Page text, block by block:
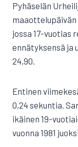
Pyhäselän
maaottelupäivän
jossa 17-vuotias
ennätyksensä ja
24,90.
Entinen
0,24 sekuntia.
ikäinen 19-
vuonna 1981